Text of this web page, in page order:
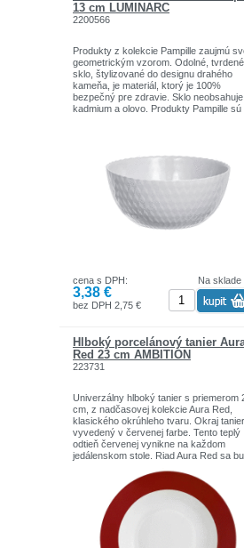
zdokonaľovanie.
13 cm LUMINARC
2200566
Produkty z kolekcie Pampille zaujmú
geometrickým vzorom. Odolné, tvrdené
sklo, štylizované do designu drahého
kameňa, je materiál, ktorý je 100%
bezpečný pre zdravie. Sklo neobsahuje
kadmium a olovo. Produkty Pampille sú
báječný riad, ktorý poteší členov
domácnosti aj hostí.
Na sklade
cena s DPH:
3,38 €
bez DPH 2,75 €
Hlboký porcelánový tanier
Red 23 cm AMBITION
223731
Univerzálny hlboký tanier s priemerom
cm, z nadčasovej kolekcie Aura Red,
klasického okrúhleho tvaru. Okraj
vyvedený v červenej farbe. Tento teplý
odtieň červenej vynikne na každom
jedálenskom stole. Riad Aura Red sa
období Vianoc, kedy červená farba
dominuje interiéru, vianočnému
aj dekorácii stola.
Vyrobený z vysoko kvalitného
Klasický okrúhly tvar
Okraj taniera v červenej farbe